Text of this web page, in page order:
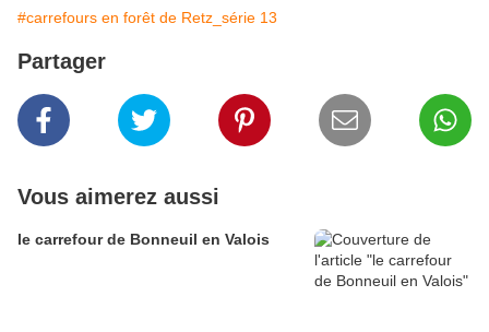
#carrefours en forêt de Retz_série 13
Partager
Vous aimerez aussi
le carrefour de Bonneuil en Valois